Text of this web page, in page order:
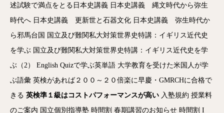
述試験で満点をとる日本史講義 日本史講義 縄文時代から弥生
時代へ 日本史講義 更新世と石器文化 日本史講義 弥生時代か
ら邪馬台国 国立及び難関私大対策世界史特講：イギリス近代史
を学ぶ 国立及び難関私大対策世界史特講：イギリス近代史を学
ぶ（2）
English Quizで学ぶ英単語 大学教育を受けた米国人が学
ぶ語彙 英検があれば２００～２０倍楽に早慶・GMRCHに合格で
きる 英検準１級はコストパフォーマンスが高い 入塾規約 授業料
のご案内 国立個別指導塾 時間割 春期講習のお知らせ 時間割 I